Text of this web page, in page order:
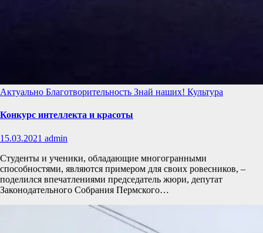
Актуально Благотворительность Знай наших! Культура
Конкурс интеллекта и красоты
15.03.2021 admin
Студенты и ученики, обладающие многогранными
способностями, являются примером для своих ровесников, –
поделился впечатлениями председатель жюри, депутат
Законодательного Собрания Пермского…